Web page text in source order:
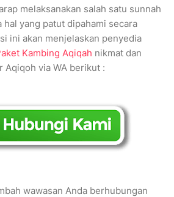
melaksanakan salah satu sunnah
yang patut dipahami secara
ini akan menjelaskan penyedia
Kambing Aqiqah nikmat dan
Aqiqoh via WA berikut :
wawasan Anda berhubungan